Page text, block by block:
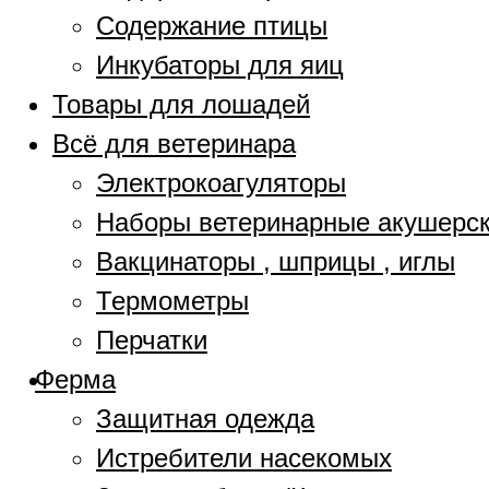
Содержание птицы
Инкубаторы для яиц
Товары для лошадей
Всё для ветеринара
Электрокоагуляторы
Наборы ветеринарные
Вакцинаторы , шприцы , иглы
Термометры
Перчатки
Ферма
Защитная одежда
Истребители насекомых